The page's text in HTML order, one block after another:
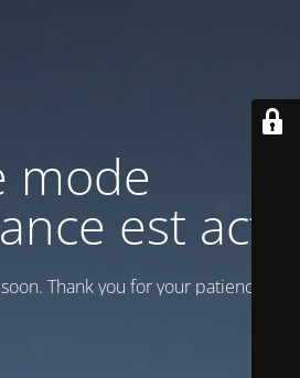
mode
est actif
Thank you for your patience!